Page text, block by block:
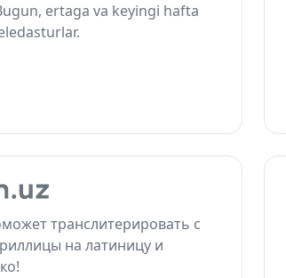
ertaga va keyingi hafta
транслитерировать с
на латиницу и